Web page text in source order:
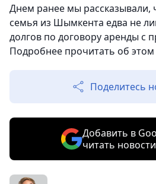
Днем ранее мы рассказывали,
семья из Шымкента едва не
долгов по договору аренды с
Подробнее прочитать об
Поделитесь
Добавить в
читать